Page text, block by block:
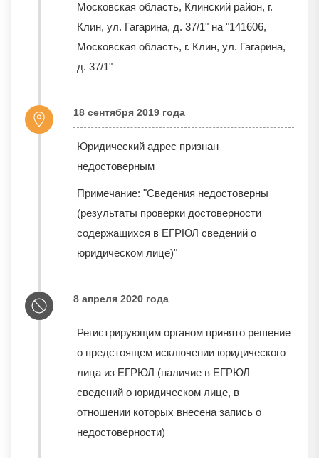
Московская область, Клинский район, г.
Клин, ул. Гагарина, д. 37/1" на "141606,
Московская область, г. Клин, ул. Гагарина,
д. 37/1"
18 сентября 2019 года
Юридический адрес признан
недостоверным
Примечание: "Сведения недостоверны
(результаты проверки достоверности
содержащихся в ЕГРЮЛ сведений о
юридическом лице)"
8 апреля 2020 года
Регистрирующим органом принято решение
о предстоящем исключении юридического
лица из ЕГРЮЛ (наличие в ЕГРЮЛ
сведений о юридическом лице, в
отношении которых внесена запись о
недостоверности)